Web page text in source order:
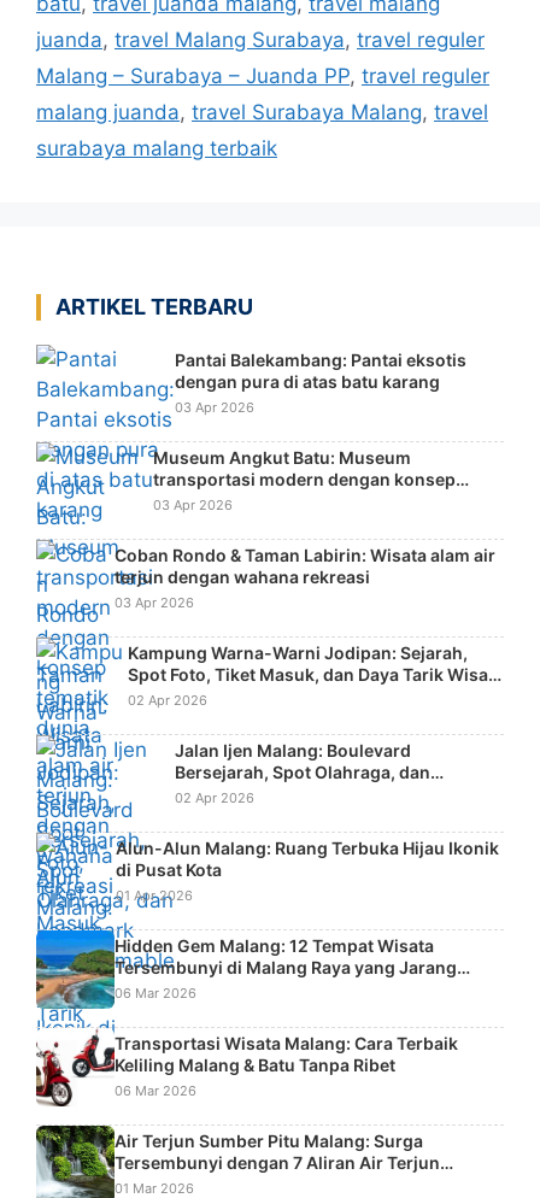
juanda, travel Malang Surabaya, travel reguler
Malang – Surabaya – Juanda PP, travel reguler
malang juanda, travel Surabaya Malang, travel
surabaya malang terbaik
ARTIKEL TERBARU
Pantai Balekambang: Pantai eksotis
dengan pura di atas batu karang
03 Apr 2026
Museum Angkut Batu: Museum
transportasi modern dengan konsep
tematik dunia
03 Apr 2026
Coban Rondo & Taman Labirin: Wisata alam air
terjun dengan wahana rekreasi
03 Apr 2026
Kampung Warna-Warni Jodipan: Sejarah,
Spot Foto, Tiket Masuk, dan Daya Tarik Wisata
Kreatif
02 Apr 2026
Jalan Ijen Malang: Boulevard
Bersejarah, Spot Olahraga, dan
Landmark Instagramable Kota
02 Apr 2026
Alun-Alun Malang: Ruang Terbuka Hijau Ikonik
di Pusat Kota
01 Apr 2026
Hidden Gem Malang: 12 Tempat Wisata
Tersembunyi di Malang Raya yang Jarang
Diketahui Wisatawan
06 Mar 2026
Transportasi Wisata Malang: Cara Terbaik
Keliling Malang & Batu Tanpa Ribet
06 Mar 2026
Air Terjun Sumber Pitu Malang: Surga
Tersembunyi dengan 7 Aliran Air Terjun
Bertingkat
01 Mar 2026